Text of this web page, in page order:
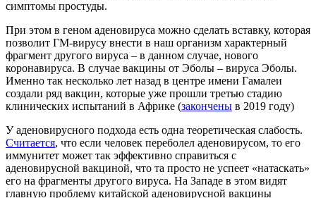
симптомы простуды.
При этом в геном аденовируса можно сделать вставку, которая
позволит ГМ-вирусу внести в наш организм характерный
фрагмент другого вируса – в данном случае, нового
коронавируса. В случае вакцины от Эболы – вируса Эболы.
Именно так несколько лет назад в центре имени Гамалеи
создали ряд вакцин, которые уже прошли третью стадию
клинических испытаний в Африке (закончены в 2019 году)
У аденовирусного подхода есть одна теоретическая слабость.
Считается, что если человек переболел аденовирусом, то его
иммунитет может так эффективно справиться с
аденовирусной вакциной, что та просто не успеет «натаскать»
его на фрагменты другого вируса. На Западе в этом видят
главную проблему китайской аденовирусной вакцины